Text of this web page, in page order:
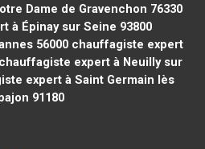
Dame de Gravenchon 76330
à Épinay sur Seine 93800
56000 chauffagiste expert
expert à Neuilly sur
expert à Saint Germain lès
91180